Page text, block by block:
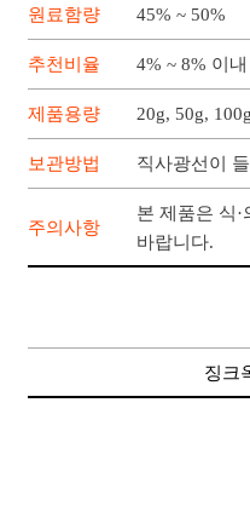
원료함량 45% ~ 50%
추천비율 4% ~ 8% 이내
제품용량 20g, 50g, 100g
보관방법 직사광선이
주의사항
본 제품은 식·
바랍니다.
징크